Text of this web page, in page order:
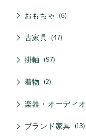
おもちゃ 6
古家具 47
掛軸 97
着物 2
楽器・オーディオ
ブランド家具 13